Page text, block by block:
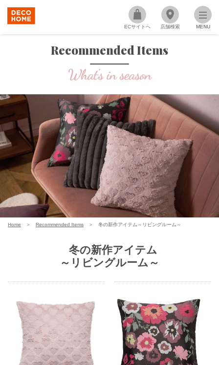
MENU
ECサイトへ 店舗検索
Recommended Items
Home ＞ Recommended Items ＞ 冬の新作アイテム～リビングルーム～
冬の新作アイテム
～リビングルーム～